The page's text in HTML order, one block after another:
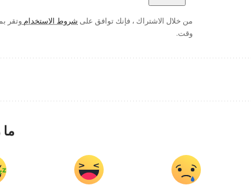
من خلال الاشتراك ، فإنك توافق على شروط الاستخدام وتقر
وقت.